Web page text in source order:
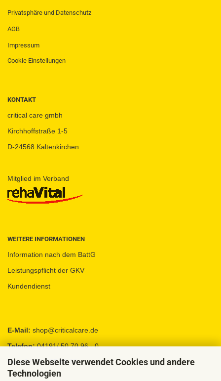
Diese Webseite verwendet Cookies und andere
Technologien
Privatsphäre und Datenschutz
AGB
Impressum
Cookie Einstellungen
KONTAKT
critical care gmbh
Kirchhoffstraße 1-5
D-24568 Kaltenkirchen
Mitglied im Verband
WEITERE INFORMATIONEN
Information nach dem BattG
Leistungspflicht der GKV
Kundendienst
E-Mail: shop@criticalcare.de
Telefon:04191/ 50 70 96 - 0
Fax:04191 / 95 88 92